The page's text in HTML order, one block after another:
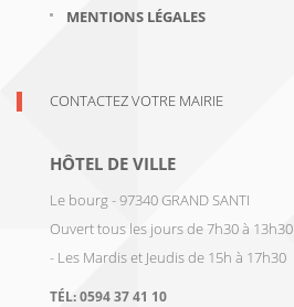
MENTIONS LÉGALES
CONTACTEZ VOTRE MAIRIE
HÔTEL DE VILLE
Le bourg - 97340 GRAND SANTI
Ouvert tous les jours de 7h30 à 13h30
- Les Mardis et Jeudis de 15h à 17h30
TÉL:0594 37 41 10